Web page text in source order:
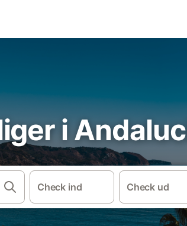
i
Check ind Check ud